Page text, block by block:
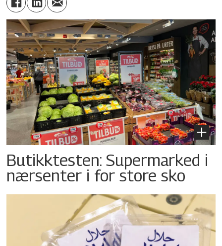
Butikktesten: Supermarked i
nærsenter i for store sko